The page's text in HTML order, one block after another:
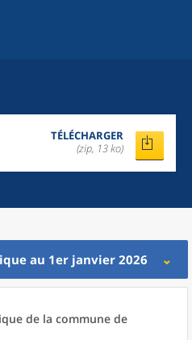
TÉLÉCHARGER
(zip, 13 ko)
au 1er janvier 2026
de la commune de